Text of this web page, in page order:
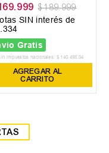
.999 $ 189.999
SIN interés de
334
Gratis
impuestos nacionales: $ 140.495 ,04
AGREGAR AL
CARRITO